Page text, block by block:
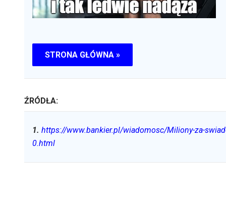
STRONA GŁÓWNA »
ŹRÓDŁA:
1. https://www.bankier.pl/wiadomosc/Miliony-za-
0.html